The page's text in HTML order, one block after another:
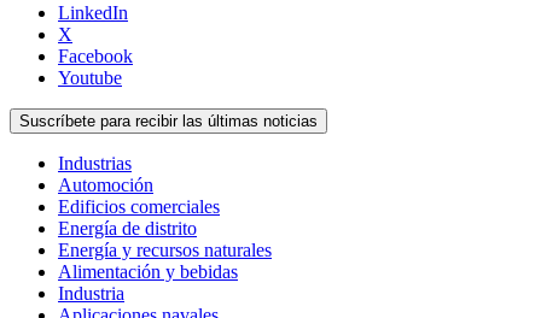
LinkedIn
X
Facebook
Youtube
Suscríbete para recibir las últimas noticias
Industrias
Automoción
Edificios comerciales
Energía de distrito
Energía y recursos naturales
Alimentación y bebidas
Industria